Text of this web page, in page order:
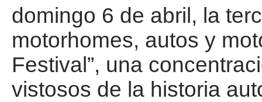
domingo 6 de abril, la
motorhomes, autos y
Festival”, una
vistosos de la historia